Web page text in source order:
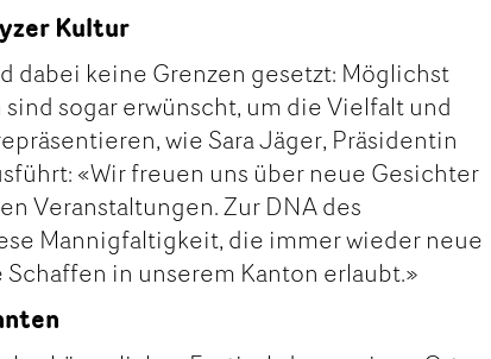
Kultur
dabei keine Grenzen gesetzt: Möglichst
sogar erwünscht, um die Vielfalt und
wie Sara Jäger, Präsidentin
«Wir freuen uns über neue Gesichter
Veranstaltungen. Zur DNA des
Mannigfaltigkeit, die immer wieder neue
in unserem Kanton erlaubt.»